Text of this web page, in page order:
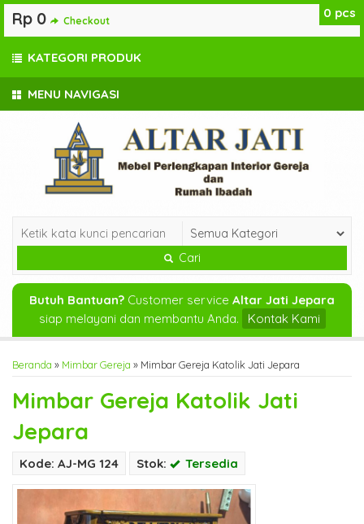
MENU NAVIGASI
Cari
Butuh Bantuan? Customer service Altar Jati Jepara
siap melayani dan membantu Anda.
Kontak Kami
Beranda » Mimbar Gereja » Mimbar Gereja Katolik Jati Jepara
Mimbar Gereja Katolik Jati
Jepara
Kode: AJ-MG 124 Stok: Tersedia
0 pcs
Rp 0 Checkout
KATEGORI PRODUK